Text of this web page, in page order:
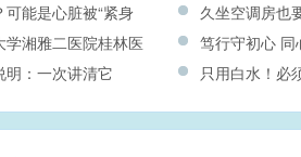
伤”？
能是心脏被“紧身
久坐空调房也
样流失水分
湘雅二医院桂林医
（8.10-8.16）
笃行守初心
二医院桂林医
明：一次讲清它
只用白水！必